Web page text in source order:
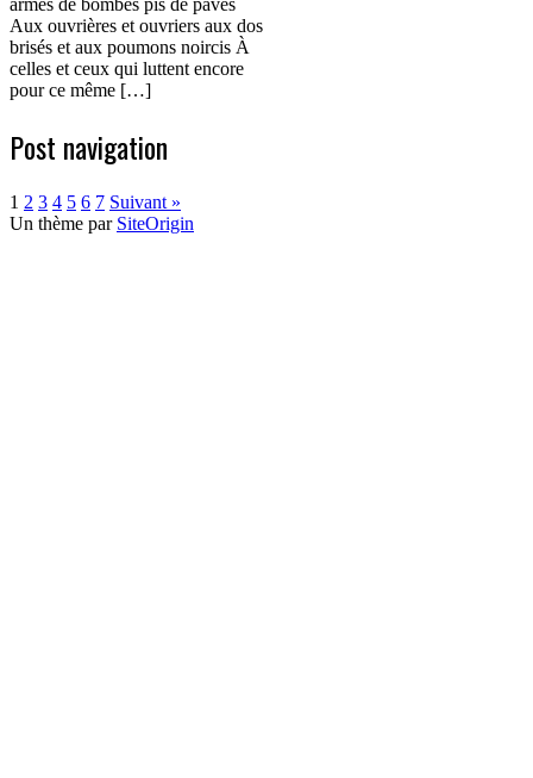
armés de bombes pis de pavés
Aux ouvrières et ouvriers aux dos
brisés et aux poumons noircis À
celles et ceux qui luttent encore
pour ce même […]
Post navigation
1 2 3 4 5 6 7 Suivant »
Un thème par SiteOrigin